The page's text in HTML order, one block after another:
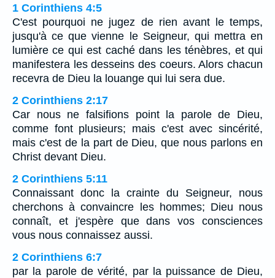
1 Corinthiens 4:5
C'est pourquoi ne jugez de rien avant le temps,
jusqu'à ce que vienne le Seigneur, qui mettra en
lumière ce qui est caché dans les ténèbres, et qui
manifestera les desseins des coeurs. Alors chacun
recevra de Dieu la louange qui lui sera due.
2 Corinthiens 2:17
Car nous ne falsifions point la parole de Dieu,
comme font plusieurs; mais c'est avec sincérité,
mais c'est de la part de Dieu, que nous parlons en
Christ devant Dieu.
2 Corinthiens 5:11
Connaissant donc la crainte du Seigneur, nous
cherchons à convaincre les hommes; Dieu nous
connaît, et j'espère que dans vos consciences
vous nous connaissez aussi.
2 Corinthiens 6:7
par la parole de vérité, par la puissance de Dieu,